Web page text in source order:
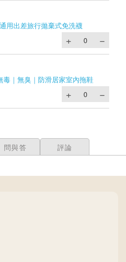
用出差旅行拋棄式免洗襪
｜無臭｜防滑居家室內拖鞋
問與答 評論